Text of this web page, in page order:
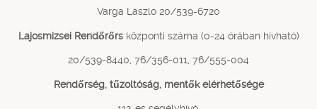
Varga László 20/539-6720
Lajosmizsei Rendőrőrsközponti száma (0-24 órában hívható)
20/539-8440, 76/356-011, 76/555-004
Rendőrség, tűzoltóság, mentők elérhetősége